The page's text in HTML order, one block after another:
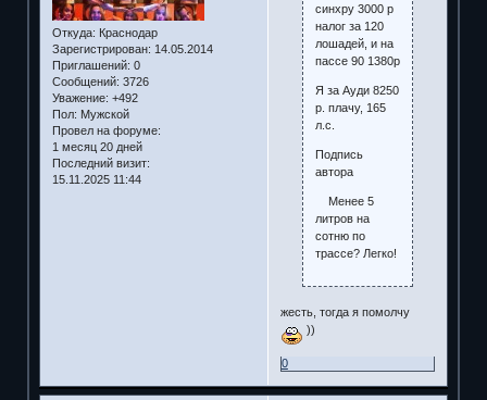
Откуда: Краснодар
Зарегистрирован: 14.05.2014
Приглашений: 0
Сообщений: 3726
Уважение: +492
Пол: Мужской
Провел на форуме:
1 месяц 20 дней
Последний визит:
15.11.2025 11:44
синхру 3000 р
налог за 120
лошадей, и на
пассе 90 1380р
Я за Ауди 8250
р. плачу, 165
л.с.
Подпись
автора
Менее 5
литров на
сотню по
трассе? Легко!
жесть, тогда я помолчу
))
0